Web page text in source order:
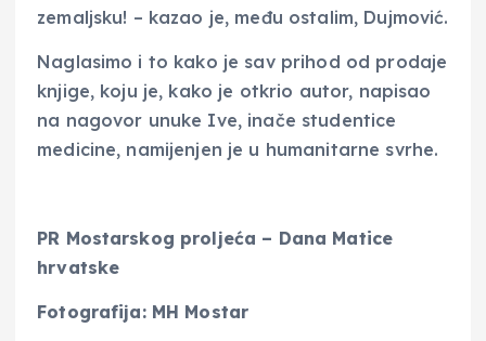
zemaljsku! – kazao je, među ostalim, Dujmović.
Naglasimo i to kako je sav prihod od prodaje
knjige, koju je, kako je otkrio autor, napisao
na nagovor unuke Ive, inače studentice
medicine, namijenjen je u humanitarne svrhe.
PR Mostarskog proljeća – Dana Matice
hrvatske
Fotografija: MH Mostar